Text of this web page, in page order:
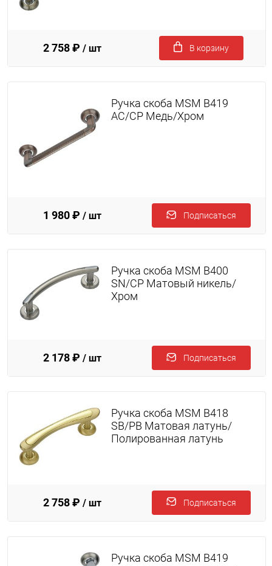
2 758 ₽ / шт В корзину
Ручка скоба MSM B419
AC/CP Медь/Хром
1 980 ₽ / шт Подписаться
Ручка скоба MSM B400
SN/CP Матовый никель/
Хром
2 178 ₽ / шт Подписаться
Ручка скоба MSM B418
SB/PB Матовая латунь/
Полированная латунь
2 758 ₽ / шт Подписаться
Ручка скоба MSM B419